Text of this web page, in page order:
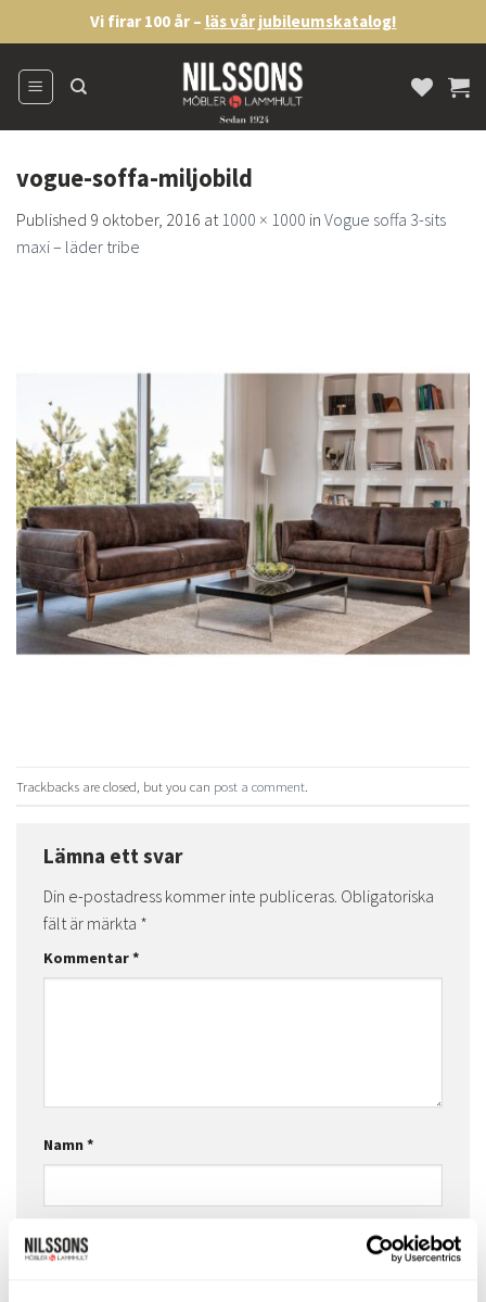
to
content
Vi firar 100 år – läs vår jubileumskatalog!
vogue-soffa-miljobild
Published 9 oktober, 2016 at1000 × 1000 in Vogue soffa 3-sits
maxi – läder tribe
Trackbacks are closed, but you can post a comment
Lämna ett svar
Din e-postadress kommer inte publiceras. Obligatoriska
fält är märkta *
Kommentar*
Namn*
E-postadress